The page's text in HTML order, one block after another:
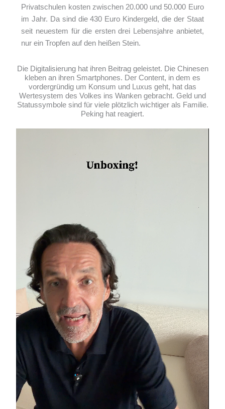
Privatschulen kosten zwischen 20.000 und 50.000 Euro
im Jahr. Da sind die 430 Euro Kindergeld, die der Staat
seit neuestem für die ersten drei Lebensjahre anbietet,
nur ein Tropfen auf den heißen Stein.
Die Digitalisierung hat ihren Beitrag geleistet. Die Chinesen
kleben an ihren Smartphones. Der Content, in dem es
vordergründig um Konsum und Luxus geht, hat das
Wertesystem des Volkes ins Wanken gebracht. Geld und
Statussymbole sind für viele plötzlich wichtiger als Familie.
Peking hat reagiert.